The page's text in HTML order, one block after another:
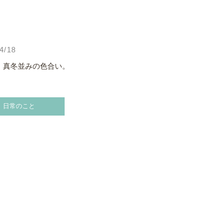
18
冬並みの色合い。
日常のこと